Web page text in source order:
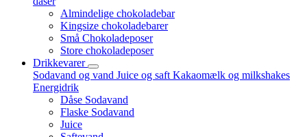
Almindelige chokoladebar
Kingsize chokoladebarer
Små Chokoladeposer
Store chokoladeposer
Drikkevarer
Sodavand og vand Juice og saft Kakaomælk og milkshakes
Energidrik
Dåse Sodavand
Flaske Sodavand
Juice